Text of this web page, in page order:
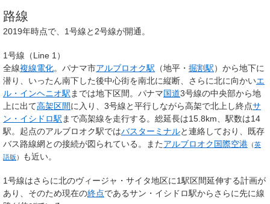
路線
2019年時点で、1号線と2号線が開通。
1号線（Line 1）
全線複線電化。パナマ市アルブロオク駅 （地平・ 掘割駅）から地下に
潜り、いったん南下した後中心街を南北に縦断、さらに北に向かいエ
ル・インヘニオ駅 までは地下区間。パナマ国道3号線の中央部から地
上に出て高架区間に入り、3号線と平行しながら高架で北上し終点サ
ン・イシドロ駅 まで高架線を走行する。総延長は15.8km、駅数は14
駅。起点のアルブロオク駅ではバスターミナルと連絡しており、既存
バス路線網との接続が図られている。またアルブロオク国際空港 （英
語版 ） も近い。
1号線はさらに北のヴィージャ・サイタ地区に1駅区間延伸する計画が
あり、そのため現在の終点であるサン・イシドロ駅からさらに先に線